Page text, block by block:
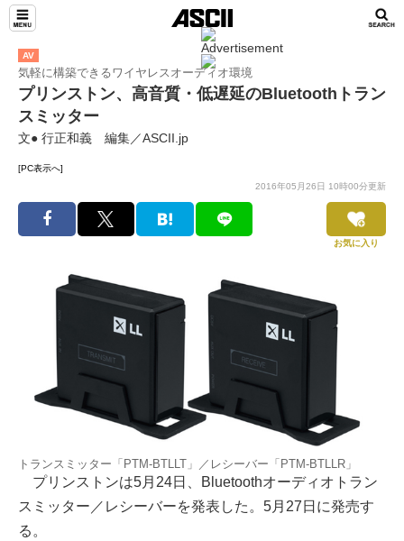
AV
気軽に構築できるワイヤレスオーディオ環境
プリンストン、高音質・低遅延のBluetoothトラン
スミッター
文● 行正和義 編集／ASCII.jp
[PC表示へ]
2016年05月26日 10時00分更新
お気に入り
トランスミッター「PTM-BTLLT」／レシーバー「PTM-BTLLR」
プリンストンは5月24日、Bluetoothオーディオトラン
スミッター／レシーバーを発表した。5月27日に発売す
る。